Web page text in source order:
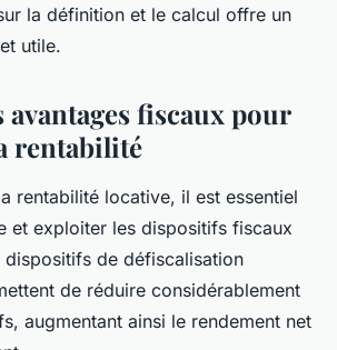
la définition et le calcul offre un
utile.
fiscaux pour
rentabilité
rentabilité locative, il est essentiel
et exploiter les dispositifs fiscaux
de défiscalisation
de réduire considérablement
augmentant ainsi le rendement net